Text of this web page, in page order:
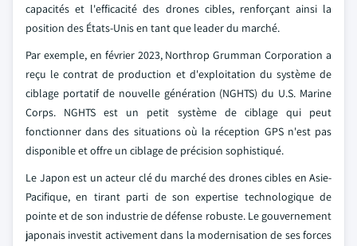
capacités et l'efficacité des drones cibles, renforçant ainsi la
position des États-Unis en tant que leader du marché.
Par exemple, en février 2023, Northrop Grumman Corporation a
reçu le contrat de production et d'exploitation du système de
ciblage portatif de nouvelle génération (NGHTS) du U.S. Marine
Corps. NGHTS est un petit système de ciblage qui peut
fonctionner dans des situations où la réception GPS n'est pas
disponible et offre un ciblage de précision sophistiqué.
Le Japon est un acteur clé du marché des drones cibles en Asie-
Pacifique, en tirant parti de son expertise technologique de
pointe et de son industrie de défense robuste. Le gouvernement
japonais investit activement dans la modernisation de ses forces